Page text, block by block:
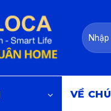
Tìm
kiếm:
VỀ